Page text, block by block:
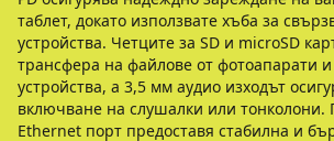
таблет, докато използвате хъба за
устройства. Четците за SD и microSD
трансфера на файлове от фотоапарати
устройства, а 3,5 мм аудио изходът
включване на слушалки или тонколони.
Ethernet порт предоставя стабилна и